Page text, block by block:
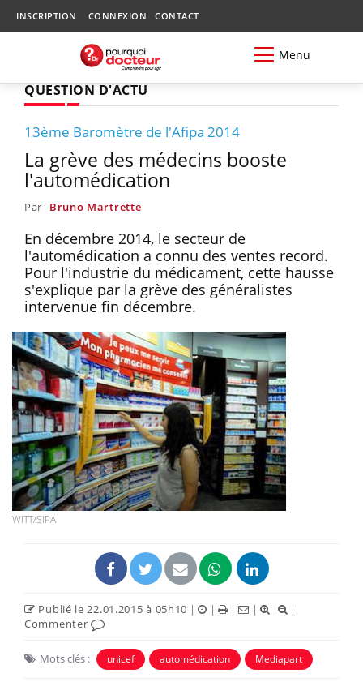
INSCRIPTION CONNEXION CONTACT
Menu
QUESTION D'ACTU
13ème Baromètre de l'Afipa 2014
La grève des médecins booste
l'automédication
Par Bruno Martrette
En décembre 2014, le secteur de
l'automédication a connu des ventes record.
Pour l'industrie du médicament, cette hausse
s'explique par la grève des généralistes
intervenue fin décembre.
WITT/SIPA
Publié le 22.01.2015 à 05h10 | | | |
|
Commenter
Mots clés : unicef automédication Mediapart